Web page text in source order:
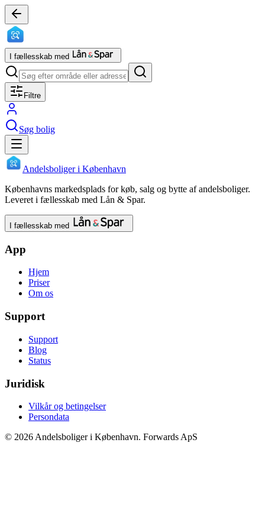
I fællesskab med
Filtre
Søg bolig
Andelsboliger i København
Københavns markedsplads for køb, salg og bytte af andelsboliger.
Leveret i fællesskab med Lån & Spar.
I fællesskab med
App
Hjem
Priser
Om os
Support
Support
Blog
Status
Juridisk
Vilkår og betingelser
Persondata
© 2026 Andelsboliger i København. Forwards ApS